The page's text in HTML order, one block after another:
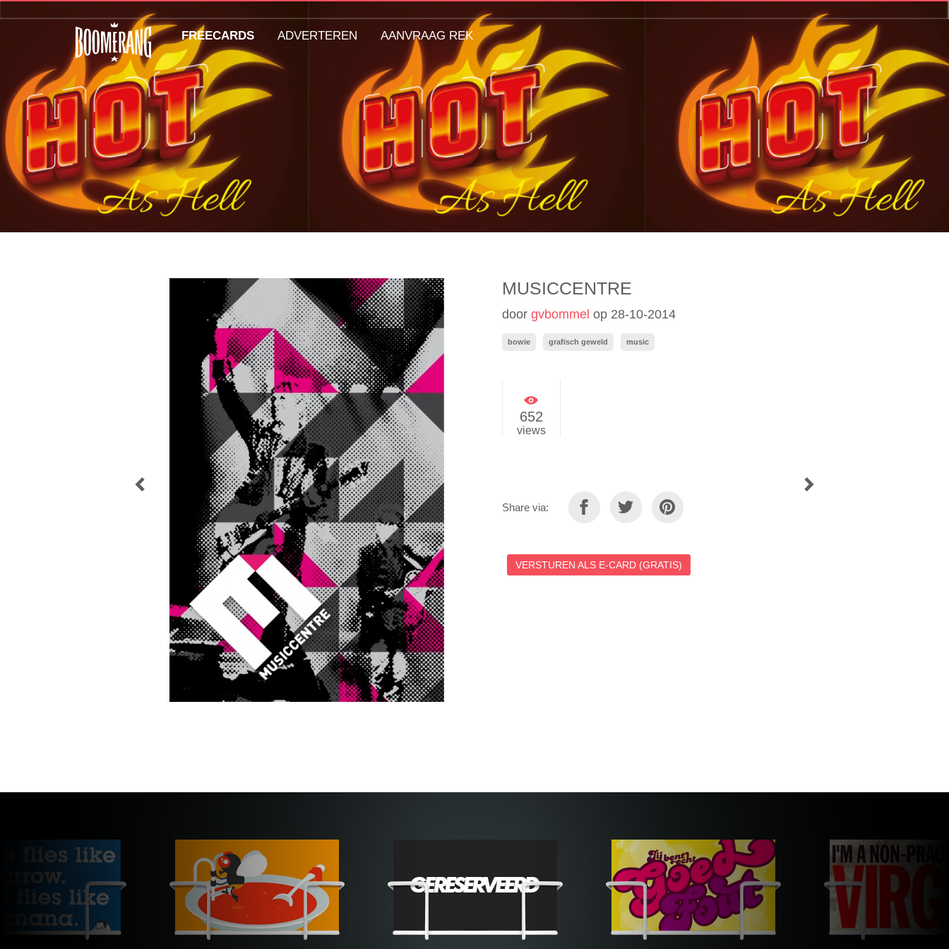
MUSICCENTRE
door gvbommel op 28-10-2014
bowie grafisch geweld music
652
views
POST
NAVIGATION
Share via:
VERSTUREN ALS E-CARD (GRATIS)
FREECARDS ADVERTEREN AANVRAAG REK